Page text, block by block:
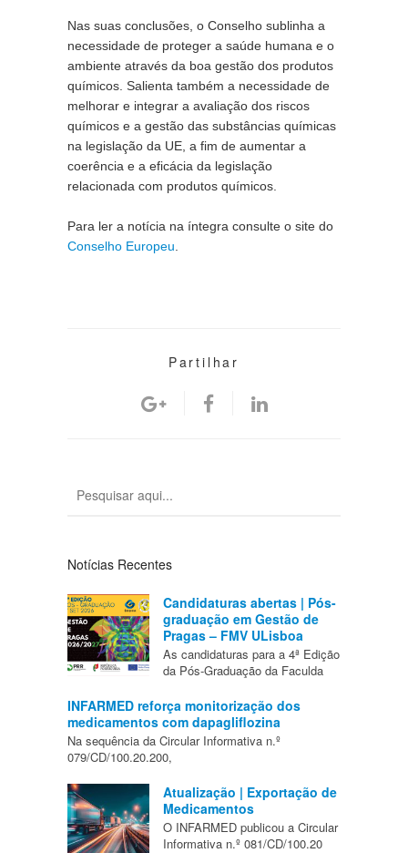
Nas suas conclusões, o Conselho sublinha a
necessidade de proteger a saúde humana e o
ambiente através da boa gestão dos produtos
químicos. Salienta também a necessidade de
melhorar e integrar a avaliação dos riscos
químicos e a gestão das substâncias químicas
na legislação da UE, a fim de aumentar a
coerência e a eficácia da legislação
relacionada com produtos químicos.
Conselho Europeu.
Partilhar
Notícias Recentes
Candidaturas abertas | Pós-
graduação em Gestão de
Pragas – FMV ULisboa
As candidaturas para a 4ª Edição
da Pós-Graduação da Faculda
INFARMED reforça monitorização dos
medicamentos com dapagliflozina
Na sequência da Circular Informativa n.º
079/CD/100.20.200,
Atualização | Exportação de
Medicamentos
O INFARMED publicou a Circular
Informativa n.º 081/CD/100.20